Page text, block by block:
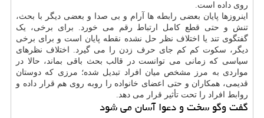
روی داده است.
اینروزها پایان بعضی رابطه ها آرام و بی صدا و بعضی دیگر با بحث،
تنش و حتی قطع کامل ارتباط رقم می خورد. برای برخی، یک
گفتگوی تند یا اختلاف نظر حل نشده نقطه پایان است و برای برخی
دیگر، سکوت کم کم جای حرف زدن را می گیرد. اختلاف نظرهای
سیاسی که زمانی می توانست در قالب بحث باقی بماند، حالا در
مواردی به مرز مشخص میان افراد تبدیل شده؛ مرزی که دوستان
قدیمی، همکاران و حتی اعضای خانواده را روبه روی هم قرار داده و
روابط افراد را تحت تأثیر قرار می دهد.
گفت وگو سخت و دعوا آسان می شود